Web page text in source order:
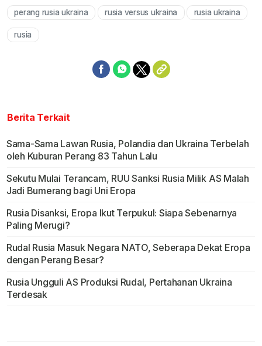
Mute
perang rusia ukraina rusia versus ukraina rusia ukraina
rusia
Berita Terkait
Sama-Sama Lawan Rusia, Polandia dan Ukraina Terbelah
oleh Kuburan Perang 83 Tahun Lalu
Sekutu Mulai Terancam, RUU Sanksi Rusia Milik AS Malah
Jadi Bumerang bagi Uni Eropa
Rusia Disanksi, Eropa Ikut Terpukul: Siapa Sebenarnya
Paling Merugi?
Rudal Rusia Masuk Negara NATO, Seberapa Dekat Eropa
dengan Perang Besar?
Rusia Ungguli AS Produksi Rudal, Pertahanan Ukraina
Terdesak